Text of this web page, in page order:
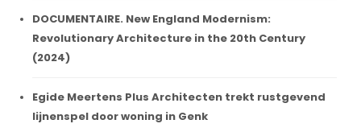
DOCUMENTAIRE. New England Modernism:
Revolutionary Architecture in the 20th Century
(2024)
Egide Meertens Plus Architecten trekt rustgevend
lijnenspel door woning in Genk